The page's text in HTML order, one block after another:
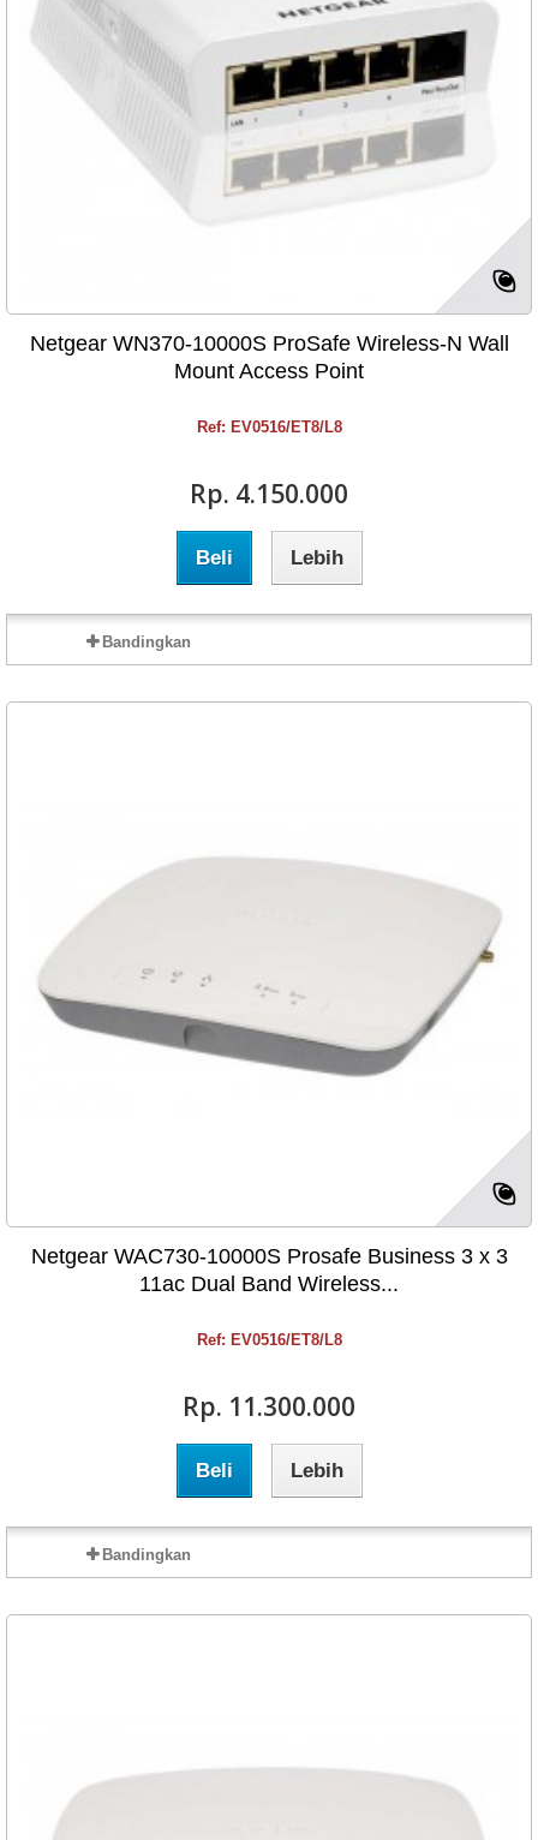
Netgear WN370-10000S ProSafe Wireless-N Wall
Mount Access Point
Ref: EV0516/ET8/L8
Rp‎. 4.150.000
Beli Lebih
Bandingkan
Netgear WAC730-10000S Prosafe Business 3 x 3
11ac Dual Band Wireless...
Ref: EV0516/ET8/L8
Rp‎. 11.300.000
Beli Lebih
Bandingkan